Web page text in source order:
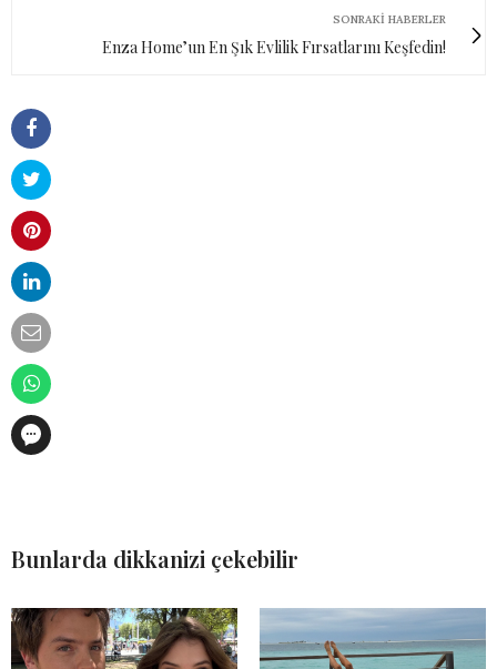
SONRAKI HABERLER
Enza Home’un En Şık Evlilik Fırsatlarını Keşfedin!
Bunlarda dikkanizi çekebilir